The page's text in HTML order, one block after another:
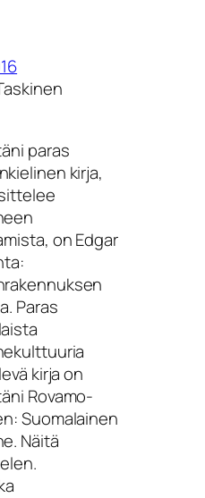
paras
kirja,
on Edgar
Paras
kirja on
Rovamo-
Suomalainen
Näitä